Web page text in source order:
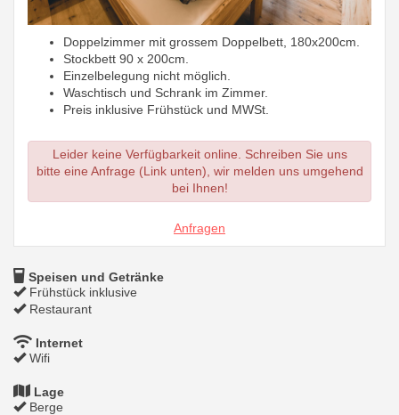
Doppelzimmer mit grossem Doppelbett, 180x200cm.
Stockbett 90 x 200cm.
Einzelbelegung nicht möglich.
Waschtisch und Schrank im Zimmer.
Preis inklusive Frühstück und MWSt.
Leider keine Verfügbarkeit online. Schreiben Sie uns
bitte eine Anfrage (Link unten), wir melden uns umgehend
bei Ihnen!
Anfragen
Speisen und Getränke
Frühstück inklusive
Restaurant
Internet
Wifi
Lage
Berge